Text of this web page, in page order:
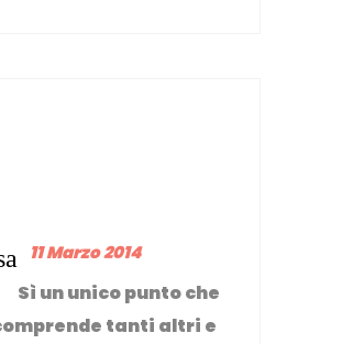
11 Marzo 2014
Sì un unico punto che
tanti altri e